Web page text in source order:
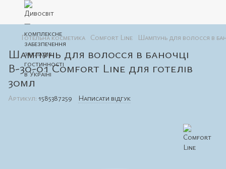
Готельна косметика Comfort Line Шампунь для волосся в
Шампунь для волосся в баночці
В-30-01 Comfort Line для готелів
30мл
Артикул: 1585387259 Написати відгук